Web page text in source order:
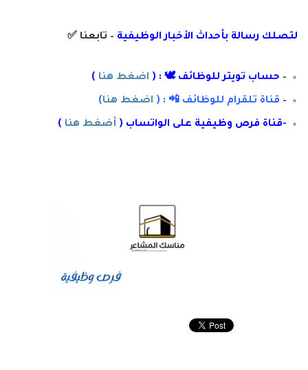
لتصلك رسالة بأحداث الأخبار الوظيفية – تابعنا ✅
– حساب تويتر للوظائف 🕊 : ( اضغط هنا )
– قناة تلقرام للوظائف 📲 : ( اضغط هنا)
-قناة فرص وظيفية على الواتساب ( أضغط هنا )